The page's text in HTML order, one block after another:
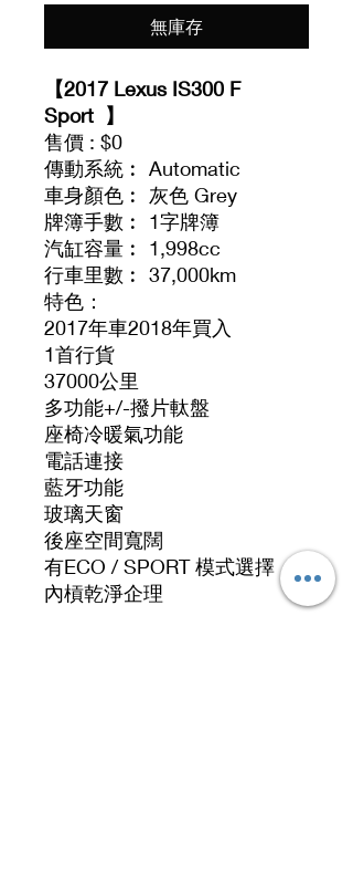
無庫存
【2017 Lexus IS300 F
Sport 】
售價 : $0
傳動系統︰ Automatic
車身顏色︰ 灰色 Grey
牌簿手數︰ 1字牌簿
汽缸容量︰ 1,998cc
行車里數︰ 37,000km
特色：
2017年車2018年買入
1首行貨
37000公里
多功能+/-撥片軚盤
座椅冷暖氣功能
電話連接
藍牙功能
玻璃天窗
後座空間寬闊
有ECO / SPORT 模式選擇
內槓乾淨企理